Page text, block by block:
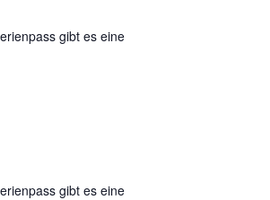
gibt es eine
gibt es eine